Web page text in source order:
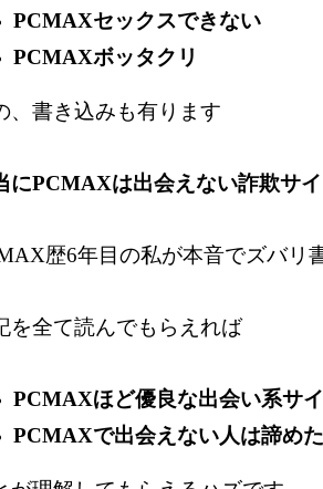
PCMAXセックスできない
PCMAXボッタクリ
、書き込みも有ります
にPCMAXは出会えない詐欺サ
歴6年目の私が本音でズバリ
を全て読んでもらえれば
PCMAXほど優良な出会い系サ
PCMAXで出会えない人は諦め